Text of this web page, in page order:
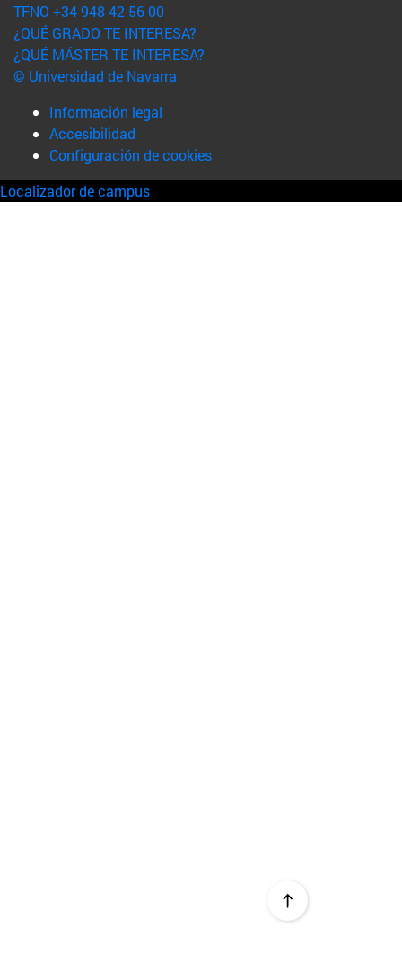
TFNO +34 948 42 56 00
¿QUÉ GRADO TE INTERESA?
¿QUÉ MÁSTER TE INTERESA?
© Universidad de Navarra
Información legal
Accesibilidad
Configuración de cookies
Localizador de campus